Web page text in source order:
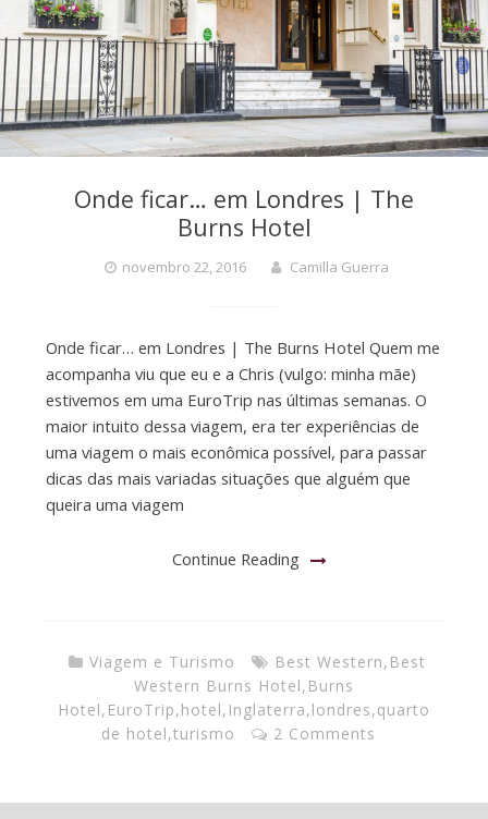
Onde ficar… em Londres | The
Burns Hotel
novembro 22, 2016 Camilla Guerra
Onde ficar… em Londres | The Burns Hotel Quem me
acompanha viu que eu e a Chris (vulgo: minha mãe)
estivemos em uma EuroTrip nas últimas semanas. O
maior intuito dessa viagem, era ter experiências de
uma viagem o mais econômica possível, para passar
dicas das mais variadas situações que alguém que
queira uma viagem
Continue Reading
Viagem e Turismo Best Western, Best
Western Burns Hotel, Burns
Hotel, EuroTrip,hotel, Inglaterra,londres,quarto
de hotel,turismo 2 Comments